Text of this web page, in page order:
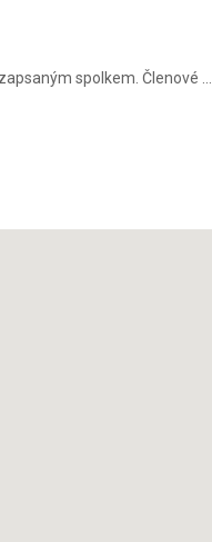
spolkem. Členové ...